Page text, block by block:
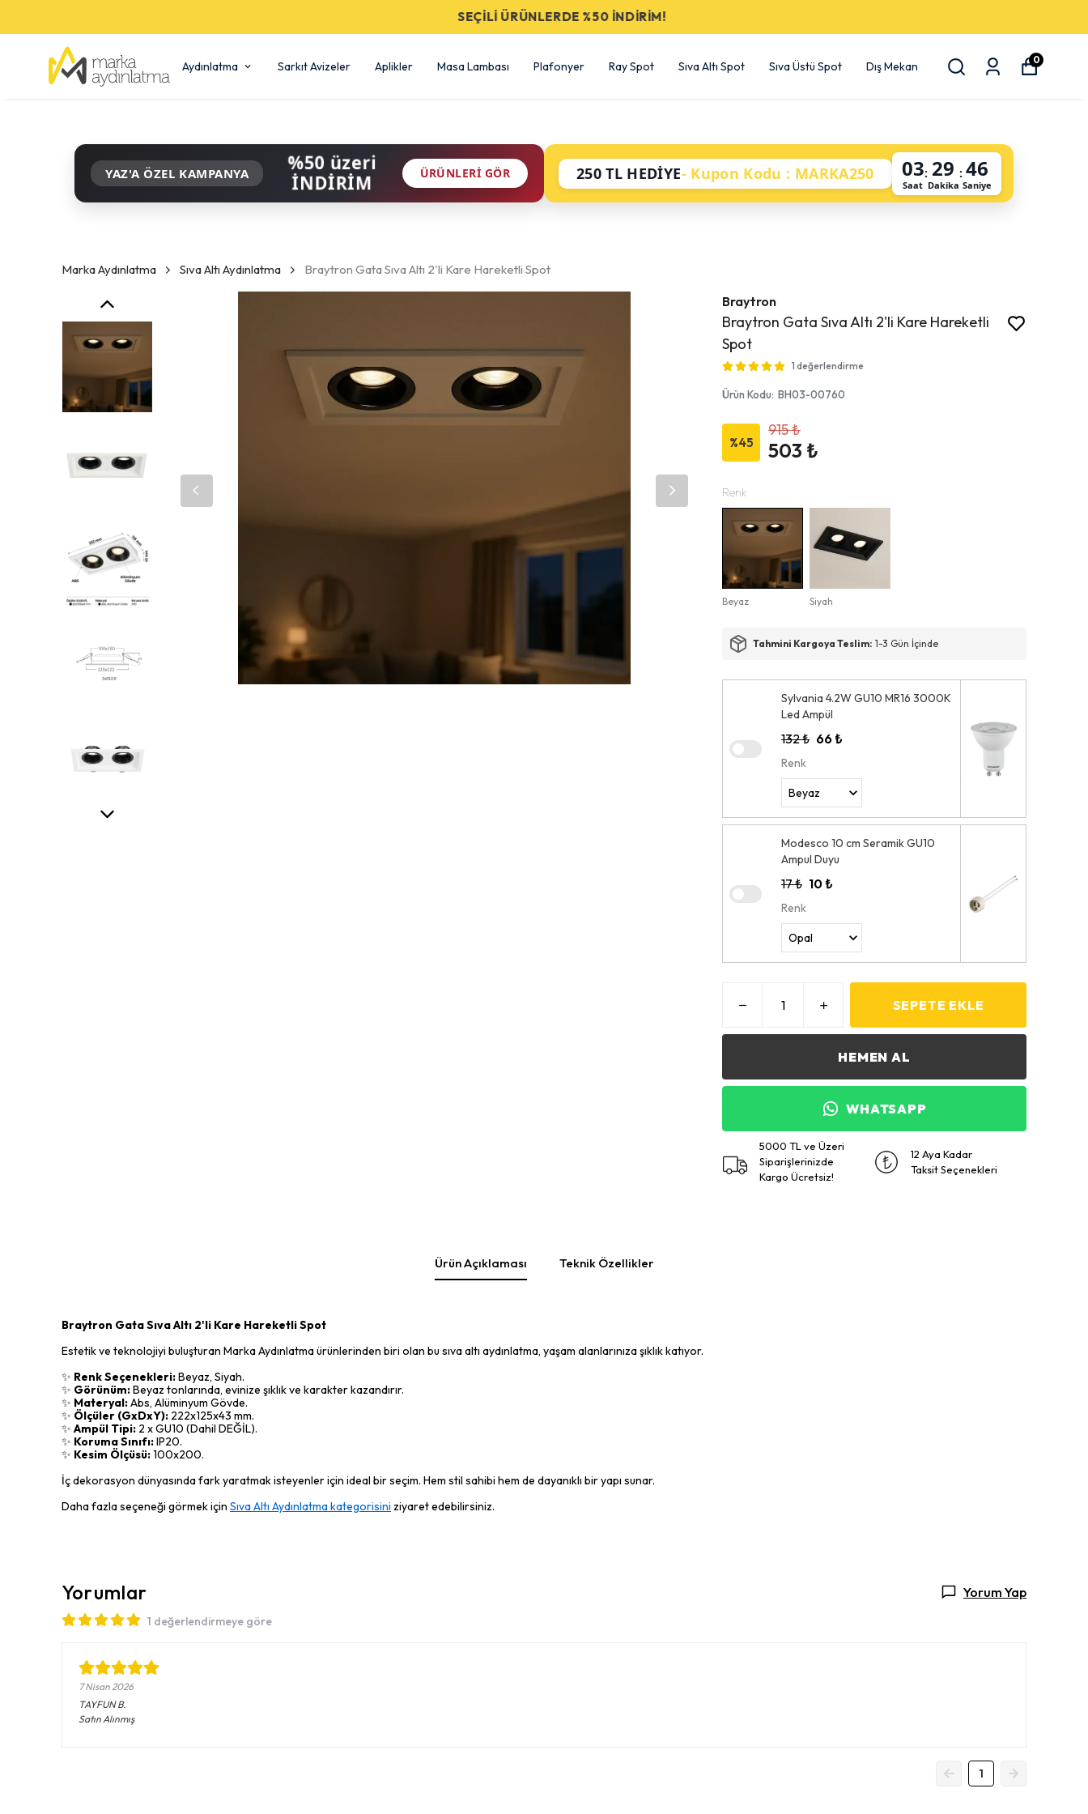
SEÇİLİ ÜRÜNLERDE %50 İNDİRİM!
Aydınlatma Sarkıt Avizeler Aplikler Masa Lambası Plafonyer Ray Spot Sıva Altı Spot Sıva Üstü Spot Dış Mekan 0
YAZ'A ÖZEL KAMPANYA %50 üzeri
İNDİRİM ÜRÜNLERI GÖR 250 TL HEDİYE- Kupon Kodu : MARKA250 03
Saat
: 29
Dakika
: 45
Saniye
Marka Aydınlatma Sıva Altı Aydınlatma Braytron Gata Sıva Altı 2'li Kare Hareketli Spot
Braytron
Braytron Gata Sıva Altı 2'li Kare Hareketli
Spot
1 değerlendirme
Ürün Kodu: BH03-00760
%45
915 ₺
503 ₺
Renk
Beyaz Siyah
Tahmini Kargoya Teslim: 1-3 Gün İçinde
Sylvania 4.2W GU10 MR16 3000K
Led Ampül
132 ₺ 66 ₺
Renk
Modesco 10 cm Seramik GU10
Ampul Duyu
17 ₺ 10 ₺
Renk
SEPETE EKLE
HEMEN AL
WHATSAPP
5000 TL ve Üzeri
Siparişlerinizde
Kargo Ücretsiz!
12 Aya Kadar
Taksit Seçenekleri
Ürün Açıklaması Teknik Özellikler
Braytron Gata Sıva Altı 2'li Kare Hareketli Spot
Estetik ve teknolojiyi buluşturan Marka Aydınlatma ürünlerinden biri olan bu sıva altı aydınlatma, yaşam alanlarınıza şıklık katıyor.
✨ Renk Seçenekleri:Beyaz, Siyah.
✨ Görünüm:Beyaz tonlarında, evinize şıklık ve karakter kazandırır.
✨ Materyal:Abs, Alüminyum Gövde.
✨ Ölçüler (GxDxY): 222x125x43 mm.
✨ Ampül Tipi: 2 x GU10 (Dahil DEĞİL).
✨ Koruma Sınıfı:IP20.
✨ Kesim Ölçüsü:100x200.
İç dekorasyon dünyasında fark yaratmak isteyenler için ideal bir seçim. Hem stil sahibi hem de dayanıklı bir yapı sunar.
Daha fazla seçeneği görmek için Sıva Altı Aydınlatma kategorisini ziyaret edebilirsiniz.
Yorumlar Yorum Yap
1 değerlendirmeye göre
7 Nisan 2026
TAYFUN B.
Satın Alınmış
1